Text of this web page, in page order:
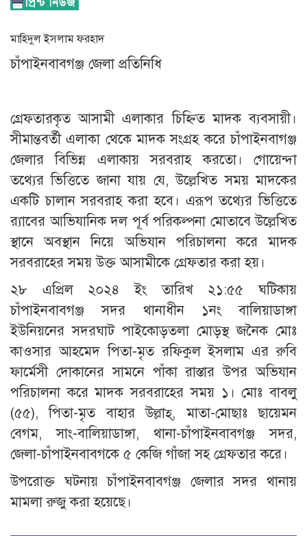
মাহিদুল ইসলাম ফরহাদ
চাঁপাইনবাবগঞ্জ জেলা প্রতিনিধি
গ্রেফতারকৃত আসামী এলাকার চিহ্নিত মাদক ব্যবসায়ী।
সীমান্তবর্তী এলাকা থেকে মাদক সংগ্রহ করে চাঁপাইনবাগঞ্জ
জেলার বিভিন্ন এলাকায় সরবরাহ করতো। গোয়েন্দা
তথ্যের ভিত্তিতে জানা যায় যে, উল্লেখিত সময় মাদকের
একটি চালান সরবরাহ করা হবে। এরূপ তথ্যের ভিত্তিতে
র‌্যাবের আভিযানিক দল পূর্ব পরিকল্পনা মোতাবে উল্লেখিত
স্থানে অবস্থান নিয়ে অভিযান পরিচালনা করে মাদক
সরবরাহের সময় উক্ত আসামীকে গ্রেফতার করা হয়।
২৮ এপ্রিল ২০২৪ ইং তারিখ ২১:৫৫ ঘটিকায়
চাঁপাইনবাবগঞ্জ সদর থানাধীন ১নং বালিয়াডাঙ্গা
ইউনিয়নের সদরঘাট পাইকোড়তলা মোড়স্থ জনৈক মোঃ
কাওসার আহমেদ পিতা-মৃত রফিকুল ইসলাম এর রুবি
ফার্মেসী দোকানের সামনে পাঁকা রাস্তার উপর অভিযান
পরিচালনা করে মাদক সরবরাহের সময় ১। মোঃ বাবলু
(৫৫), পিতা-মৃত বাহার উল্লাহ্, মাতা-মোছাঃ ছায়েমন
বেগম, সাং-বালিয়াডাঙ্গা, থানা-চাঁপাইনবাবগঞ্জ সদর,
জেলা-চাঁপাইনবাবগকে ৫ কেজি গাঁজা সহ গ্রেফতার করে।
উপরোক্ত ঘটনায় চাঁপাইনবাবগঞ্জ জেলার সদর থানায়
মামলা রুজু করা হয়েছে।